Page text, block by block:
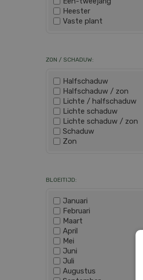
Heester
Vaste plant
ZON / SCHADUW:
Halfschaduw
Halfschaduw / zon
Lichte / halfschaduw
Lichte schaduw
Lichte schaduw / zon
Schaduw
Zon
BLOEITIJD:
Januari
Februari
Maart
April
Mei
Juni
Juli
Augustus